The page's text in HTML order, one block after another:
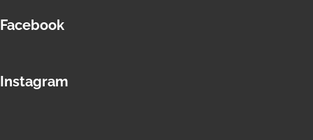
Facebook
Instagram